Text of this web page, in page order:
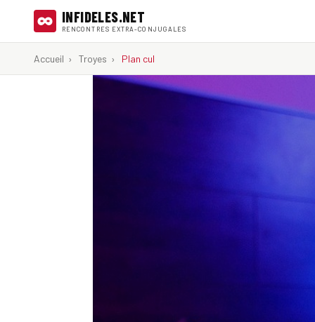
INFIDELES.NET
RENCONTRES EXTRA-CONJUGALES
Accueil › Troyes › Plan cul